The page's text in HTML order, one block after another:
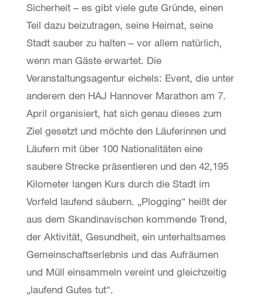
Sicherheit – es gibt viele gute Gründe, einen
Teil dazu beizutragen, seine Heimat, seine
Stadt sauber zu halten – vor allem natürlich,
wenn man Gäste erwartet. Die
Veranstaltungsagentur eichels: Event, die unter
anderem den HAJ Hannover Marathon am 7.
April organisiert, hat sich genau dieses zum
Ziel gesetzt und möchte den Läuferinnen und
Läufern mit über 100 Nationalitäten eine
saubere Strecke präsentieren und den 42,195
Kilometer langen Kurs durch die Stadt im
Vorfeld laufend säubern. „Plogging“ heißt der
aus dem Skandinavischen kommende Trend,
der Aktivität, Gesundheit, ein unterhaltsames
Gemeinschaftserlebnis und das Aufräumen
und Müll einsammeln vereint und gleichzeitig
„laufend Gutes tut“.